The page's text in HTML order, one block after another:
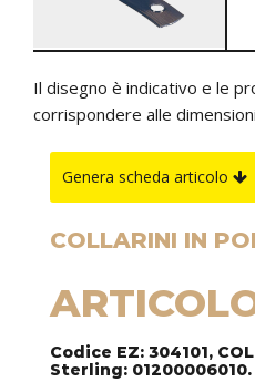
Il disegno è indicativo e le
corrispondere alle
Genera scheda articolo
COLLARINI IN
Codice EZ: 304101,
Sterling: 01200006010.